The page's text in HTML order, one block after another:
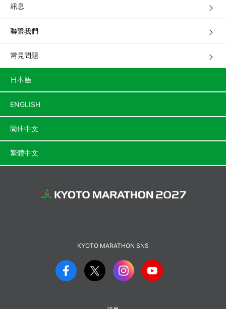
訊息
聯繫我們
常見問題
日本語
ENGLISH
簡体中文
繁體中文
KYOTO MARATHON SNS